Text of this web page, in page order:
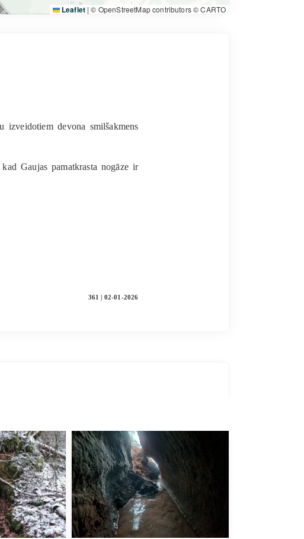
Leaflet | © OpenStreetMap contributors © CARTO
devona smilšakmens
Gaujas pamatkrasta nogāze ir
361 | 02-01-2026